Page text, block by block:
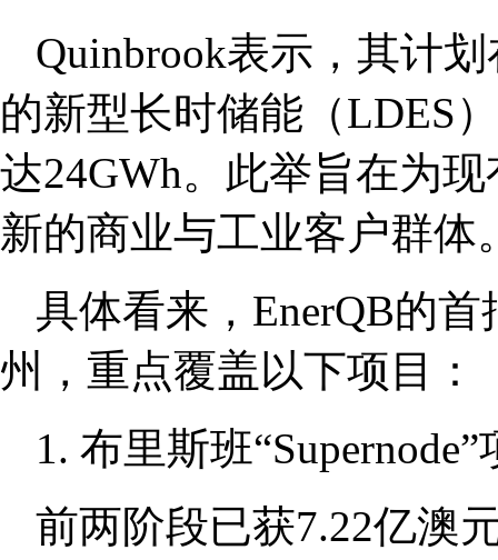
Quinbrook表示，其计
的新型长时储能（LDES
达24GWh。此举旨在为
新的商业与工业客户群体
具体看来，EnerQB的
州，重点覆盖以下项目：
1. 布里斯班“Supernode”
前两阶段已获7.22亿澳